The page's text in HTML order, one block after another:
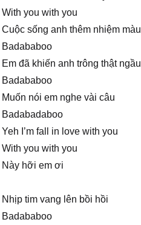
With you with you
Cuộc sống anh thêm nhiệm màu
Badababoo
Em đã khiến anh trông thật ngầu
Badababoo
Muốn nói em nghe vài câu
Badabadaboo
Yeh I’m fall in love with you
With you with you
Này hỡi em ơi
Nhịp tim vang lên bồi hồi
Badababoo